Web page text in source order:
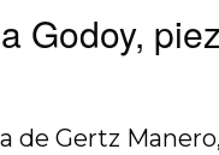
Godoy,
de Gertz